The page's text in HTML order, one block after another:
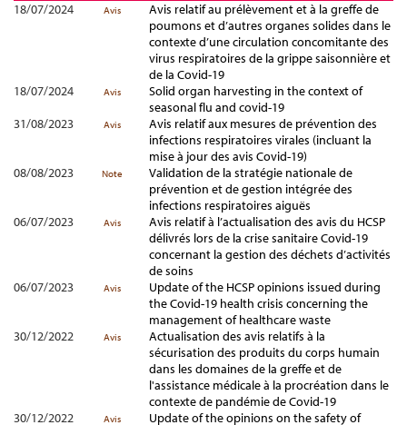
18/07/2024
Avis
Avis relatif au prélèvement et à la greffe de
poumons et d’autres organes solides dans le
contexte d’une circulation concomitante des
virus respiratoires de la grippe saisonnière et
de la Covid-19
18/07/2024
Avis
Solid organ harvesting in the context of
seasonal flu and covid-19
31/08/2023
Avis
Avis relatif aux mesures de prévention des
infections respiratoires virales (incluant la
mise à jour des avis Covid-19)
08/08/2023
Note
Validation de la stratégie nationale de
prévention et de gestion intégrée des
infections respiratoires aiguës
06/07/2023
Avis
Avis relatif à l’actualisation des avis du HCSP
délivrés lors de la crise sanitaire Covid-19
concernant la gestion des déchets d’activités
de soins
06/07/2023
Avis
Update of the HCSP opinions issued during
the Covid-19 health crisis concerning the
management of healthcare waste
30/12/2022
Avis
Actualisation des avis relatifs à la
sécurisation des produits du corps humain
dans les domaines de la greffe et de
l'assistance médicale à la procréation dans le
contexte de pandémie de Covid-19
30/12/2022
Avis
Update of the opinions on the safety of